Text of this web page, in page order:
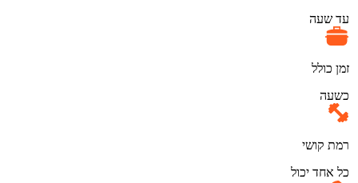
עד שעה
זמן כולל
כשעה
רמת קושי
כל אחד יכול